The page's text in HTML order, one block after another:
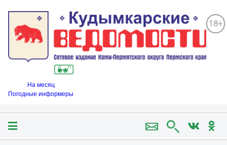
18+
На месяц
Погодные информеры